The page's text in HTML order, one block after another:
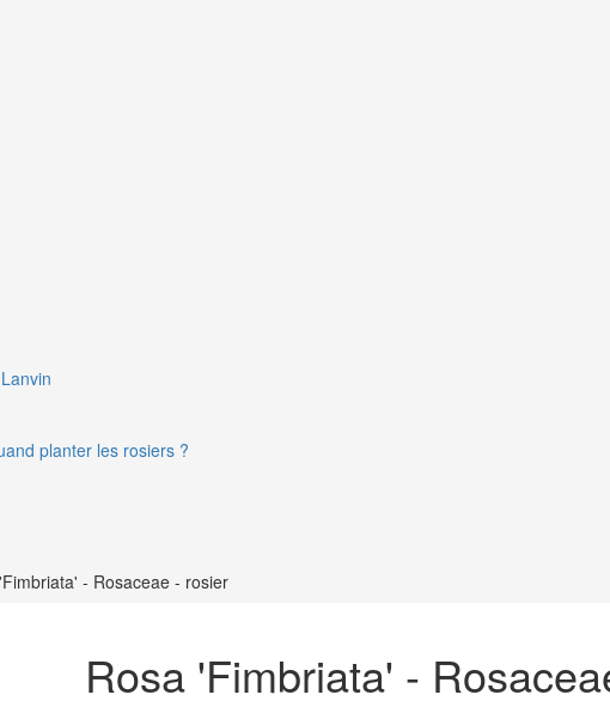
planter les rosiers ?
- Rosaceae - rosier
Rosa 'Fimbriata' -